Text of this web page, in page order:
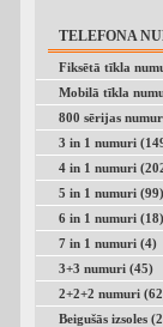
TELEFONA
Fiksētā tīkla
Mobilā tīkla
800 sērijas
3 in 1 numuri
4 in 1 numuri
5 in 1 numuri (99)
6 in 1 numuri (18)
7 in 1 numuri (4)
3+3 numuri (45)
2+2+2 numuri
Beigušās izsoles